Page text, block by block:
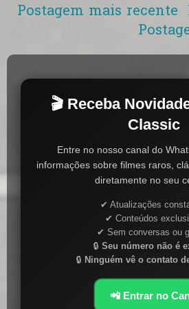
Postagem mais recente
🎬 Receba
Classic
Entre no nosso canal do
informações sobre filmes raros,
diretamente no seu
✔ Atualizações
✔ Conteúdos
✔ Sem conversas ou
🔒 Seu número não é
🔒 Ninguém vê o contato
📲 Entrar no